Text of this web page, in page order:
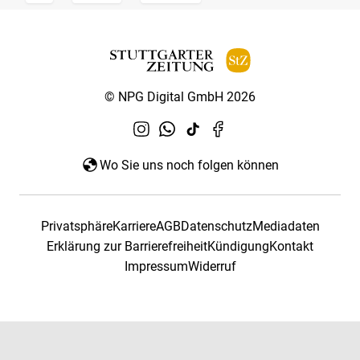
© NPG Digital GmbH 2026
Wo Sie uns noch folgen können
PrivatsphäreKarriereAGBDatenschutzMediadaten
Erklärung zur BarrierefreiheitKündigungKontakt
ImpressumWiderruf